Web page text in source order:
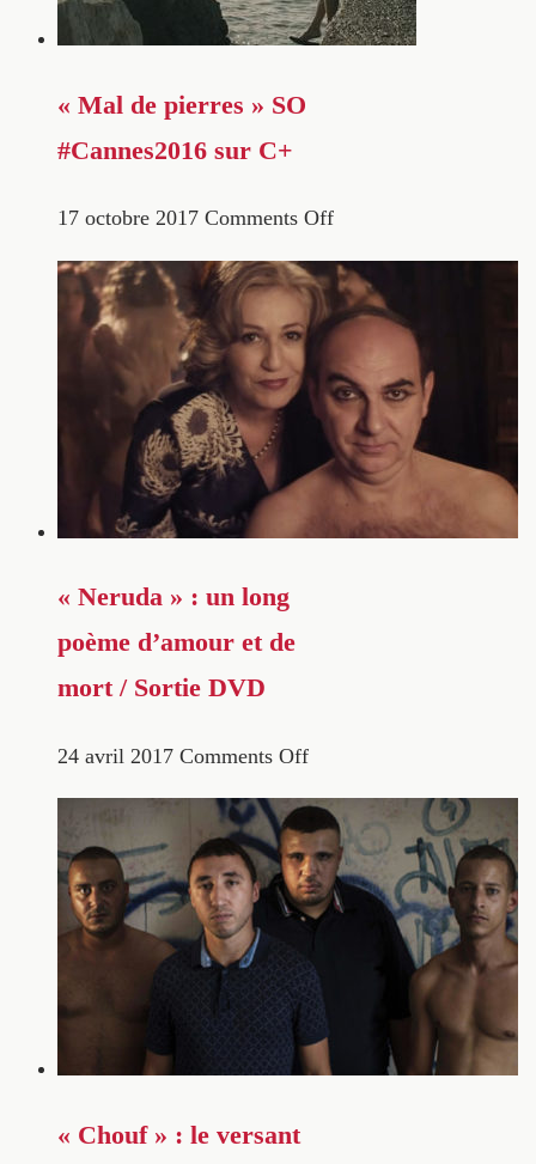
« Mal de pierres » SO
#Cannes2016 sur C+
17 octobre 2017 Comments Off
« Neruda » : un long
poème d’amour et de
mort / Sortie DVD
24 avril 2017 Comments Off
« Chouf » : le versant